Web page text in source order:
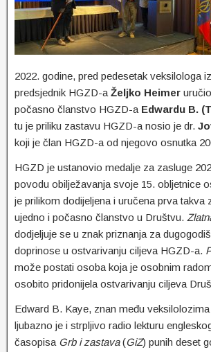
2022. godine, pred pedesetak veksilologa
predsjednik HGZD-aŽeljko Heimer
počasno članstvo HGZD-a Edwardu B.
tu je priliku zastavu HGZD-a nosio je dr.
koji je član HGZD-a od njegovo osnutka
HGZD je ustanovio medalje za zasluge
povodu obilježavanja svoje 15. obljetnice
je prilikom dodijeljena i uručena prva takva
ujedno i počasno članstvo u Društvu.
dodjeljuje se u znak priznanja za
doprinose u ostvarivanju ciljeva HGZD-a.
može postati osoba koja je osobnim
osobito pridonijela ostvarivanju ciljeva
Edward B. Kaye, znan među
ljubazno je i strpljivo radio lekturu
časopisa Grb i zastava(GiZ) punih deset